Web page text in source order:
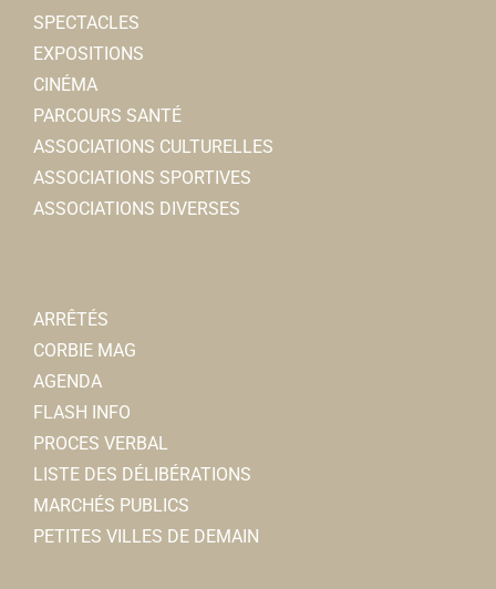
SPECTACLES
EXPOSITIONS
CINÉMA
PARCOURS SANTÉ
ASSOCIATIONS CULTURELLES
ASSOCIATIONS SPORTIVES
ASSOCIATIONS DIVERSES
ARRÊTÉS
CORBIE MAG
AGENDA
FLASH INFO
PROCES VERBAL
LISTE DES DÉLIBÉRATIONS
MARCHÉS PUBLICS
PETITES VILLES DE DEMAIN